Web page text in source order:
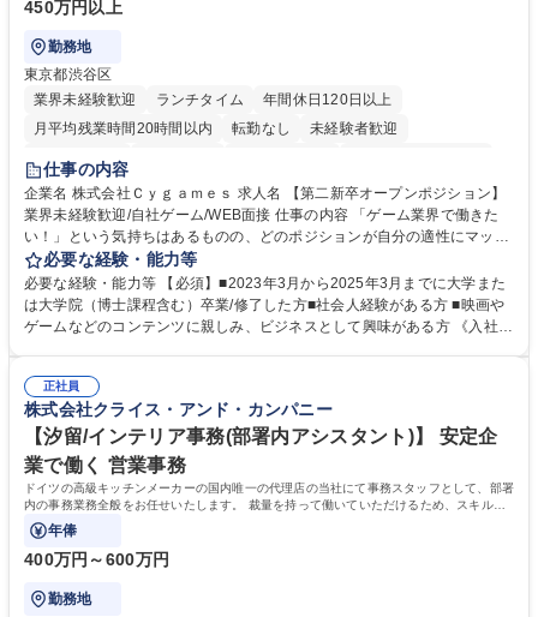
450万円以上
勤務地
東京都渋谷区
業界未経験歓迎
ランチタイム
年間休日120日以上
月平均残業時間20時間以内
転勤なし
未経験者歓迎
住宅手当あり
交通費支給
土日祝休み 服装自由 昼食補助あり
第二新卒歓迎
食事補助あり
仕事の内容
企業名 株式会社Ｃｙｇａｍｅｓ 求人名 【第二新卒オープンポジション】
業界未経験歓迎/自社ゲーム/WEB面接 仕事の内容 「ゲーム業界で働きた
い！」という気持ちはあるものの、どのポジションが自分の適性にマッチ
しているか悩んでいる方が対象となります！ 総合職（プランナー/データ
アナリストなど）、技術職（開発エンジニ ア/インフラエンジニアな
ど）、デザイン職（デザイナー/イラストレ ーターなど）等から、面接で
ご希望と適正にマッチしたポジションをご案内いたします。ゲームやエン
のご応募をお待ちしております。 募集職種 【第二新卒オープンポジショ
ン】業界未経験歓迎/自社ゲーム/WEB面接
必要な経験・能力等
必要な経験・能力等 【必須】■2023年3月から2025年3月までに大学また
は大学院（博士課程含む）卒業/修了した方■社会人経験がある方 ■映画や
ゲームなどのコンテンツに親しみ、ビジネスとして興味がある方 《入社実
正社員
株式会社クライス・アンド・カンパニー
【汐留/インテリア事務(部署内アシスタント)】 安定企
業で働く 営業事務
ドイツの高級キッチンメーカーの国内唯一の代理店の当社にて事務スタッフとして、部署
内の事務業務全般をお任せいたします。 裁量を持って働いていただけるため、スキルア
ップも可能です。
年俸
400万円～600万円
勤務地